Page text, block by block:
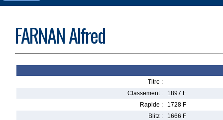
FARNAN Alfred
Titre :
Classement :
1897 F
Rapide :
1728 F
Blitz :
1666 F